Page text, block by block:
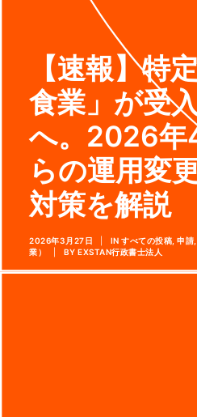
【速報】特
食業」が受
へ。2026年
らの運用変
対策を解説
2026年3月27日 IN すべての投稿 申請
業）
BY EXSTAN行政書士法人